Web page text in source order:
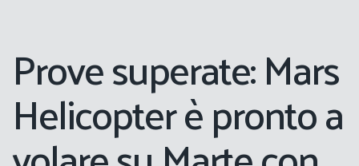
Prove superate: Mars
Helicopter è pronto a